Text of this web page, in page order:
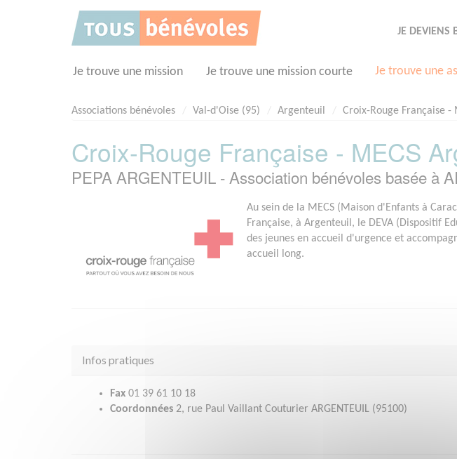
JE DEVIENS
Je trouve une mission Je trouve une mission courte Je trouve une
Associations bénévoles Val-d'Oise (95) Argenteuil Croix-Rouge Française -
Croix-Rouge Française - MECS
PEPA ARGENTEUIL - Association bénévoles basée à
Au sein de la MECS (Maison d'Enfants à
Française, à Argenteuil, le DEVA (Dispositif
des jeunes en accueil d'urgence et
accueil long.
Infos pratiques
Fax 01 39 61 10 18
Coordonnées 2, rue Paul Vaillant Couturier ARGENTEUIL (95100)